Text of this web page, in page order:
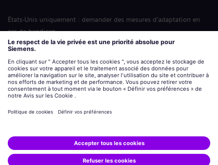
États-Unis uniquement : demander des mesures d'adaptation en
cas de handicap
Labor Condition Application (Formulaire sur les conditions
siemens-energy.comSite Internet international
Informations sur l’entreprise
Avis de confidentialité
Siemens Energy est une marque déposée de Siemens AG.